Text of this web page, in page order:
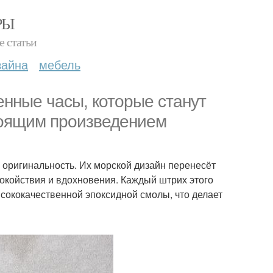
статьи
мебель
часы, которые станут
произведением
Их морской дизайн перенесёт
и вдохновения. Каждый штрих этого
эпоксидной смолы, что делает